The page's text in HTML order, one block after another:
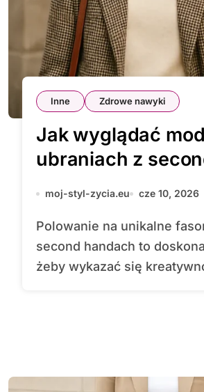
Inne Zdrowe nawyki
Jak wyglądać
ubraniach z
handu
moj-styl-zycia.eu cze 10, 2026
Polowanie na unikalne fasony w
second handach to
żeby wykazać się